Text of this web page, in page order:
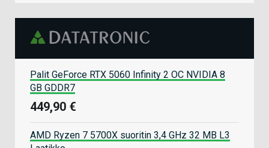
Palit GeForce RTX 5060 Infinity 2 OC NVIDIA 8
GB GDDR7
449,90 €
AMD Ryzen 7 5700X suoritin 3,4 GHz 32 MB L3